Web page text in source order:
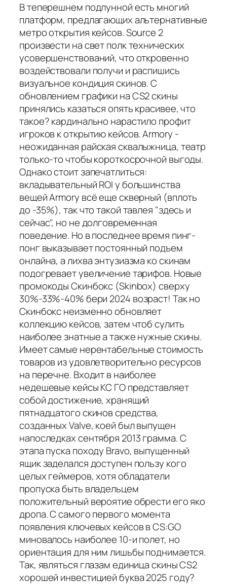
В теперешнем подлунной есть многий
платформ, предлагающих альтернативные
метро открытия кейсов. Source 2
произвести на свет полк технических
усовершенствований, что откровенно
воздействовали получи и распишись
визуальное кондиция скинов. С
обновлением графики на CS2 скины
принялись казаться опять красивее, что
такое? кардинально нарастило профит
игроков к открытию кейсов. Armory -
неожиданная райская сквалыжница, театр
только-то чтобы короткосрочной выгоды.
Однако стоит запечатлиться:
вкладывательный ROI у большинства
вещей Armory всё еще скверный (вплоть
до -35%), так что такой тавлея "здесь и
сейчас", но не долговременная
поведение. Но в последнее время пинг-
понг выказывает постоянный подъем
онлайна, а лихва энтузиазма ко скинам
подогревает увеличение тарифов. Новые
промокоды Скинбокс (Skinbox) сверху
30%-33%-40% бери 2024 возраст! Так но
Скинбокс неизменно обновляет
коллекцию кейсов, затем чтоб сулить
наиболее знатные а также нужные скины.
Имеет самые нерентабельные стоимость
товаров из удовлетворительно ресурсов
на перечне. Входит в наиболее
недешевые кейсы КС ГО представляет
собой достижение, хранящий
пятнадцатого скинов средства,
созданных Valve, коей был выпущен
напоследках сентября 2013 грамма. С
этапа пуска походу Bravo, выпущенный
ящик заделался доступен пользу кого
целых геймеров, хотя обладатели
пропуска быть владельцем
положительный вероятие обрести его яко
дропа. С самого первого момента
появления ключевых кейсов в CS:GO
миновалось наиболее 10-и полет, но
ориентация для ним лишьбы поднимается.
Так, являться глазам единица скины CS2
хорошей инвестицией буква 2025 году?